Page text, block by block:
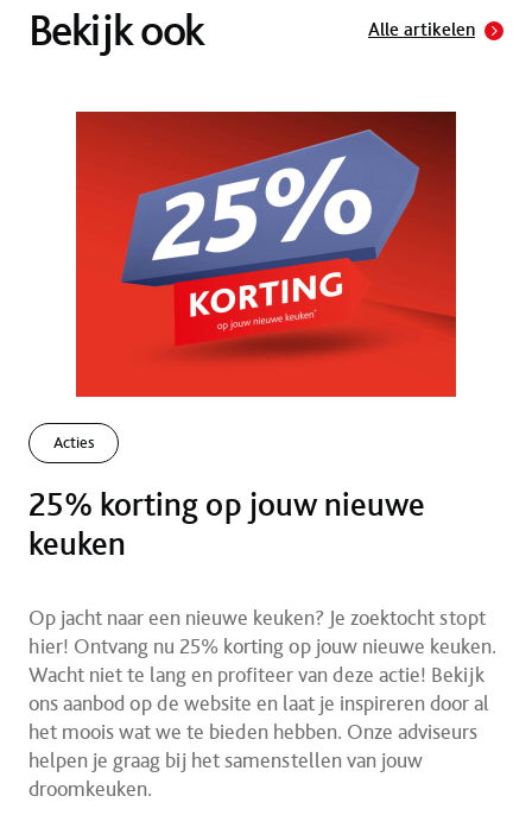
Bekijk ook Alle artikelen
Acties
25% korting op jouw nieuwe
keuken
Op jacht naar een nieuwe keuken? Je zoektocht stopt
hier! Ontvang nu 25% korting op jouw nieuwe keuken.
Wacht niet te lang en profiteer van deze actie! Bekijk
ons aanbod op de website en laat je inspireren door al
het moois wat we te bieden hebben. Onze adviseurs
helpen je graag bij het samenstellen van jouw
droomkeuken.